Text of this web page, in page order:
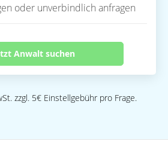
oder unverbindlich anfragen
Anwalt suchen
zzgl. 5€ Einstellgebühr pro Frage.